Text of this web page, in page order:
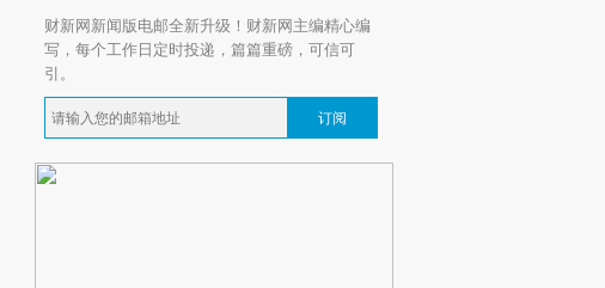
财新网新闻版电邮全新升级！财新网主编精心编
写，每个工作日定时投递，篇篇重磅，可信可
引。
订阅